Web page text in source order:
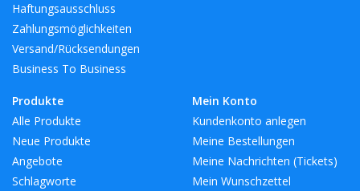
Haftungsausschluss
Zahlungsmöglichkeiten
Versand/Rücksendungen
Business To Business
Produkte
Alle Produkte
Neue Produkte
Angebote
Schlagworte
Mein Konto
Kundenkonto anlegen
Meine Bestellungen
Meine Nachrichten (Tickets)
Mein Wunschzettel